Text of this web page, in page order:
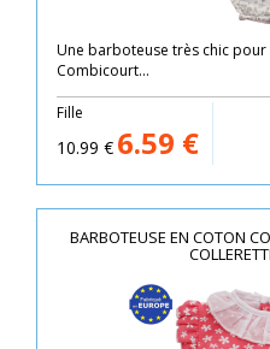
Une barboteuse très chic pour
Combicourt...
Fille
10.99 € 6.59 €
BARBOTEUSE EN COTON